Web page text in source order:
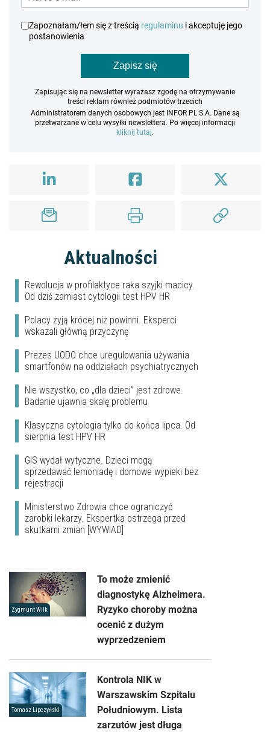
Zapoznałam/łem się z treścią regulaminu i akceptuję jego
postanowienia
Zapisz się
Zapisując się na newsletter wyrażasz zgodę na otrzymywanie
treści reklam również podmiotów trzecich
Administratorem danych osobowych jest INFOR PL S.A. Dane są
przetwarzane w celu wysyłki newslettera. Po więcej informacji
kliknij tutaj.
Aktualności
Rewolucja w profilaktyce raka szyjki macicy.
Od dziś zamiast cytologii test HPV HR
Polacy żyją krócej niż powinni. Eksperci
wskazali główną przyczynę
Prezes UODO chce uregulowania używania
smartfonów na oddziałach psychiatrycznych
Nie wszystko, co „dla dzieci” jest zdrowe.
Badanie ujawnia skalę problemu
Klasyczna cytologia tylko do końca lipca. Od
sierpnia test HPV HR
GIS wydał wytyczne. Dzieci mogą
sprzedawać lemoniadę i domowe wypieki bez
rejestracji
Ministerstwo Zdrowia chce ograniczyć
zarobki lekarzy. Ekspertka ostrzega przed
skutkami zmian [WYWIAD]
Zygmunt Wilk
To może zmienić
diagnostykę Alzheimera.
Ryzyko choroby można
ocenić z dużym
wyprzedzeniem
Tomasz Lipczyński
Kontrola NIK w
Warszawskim Szpitalu
Południowym. Lista
zarzutów jest długa